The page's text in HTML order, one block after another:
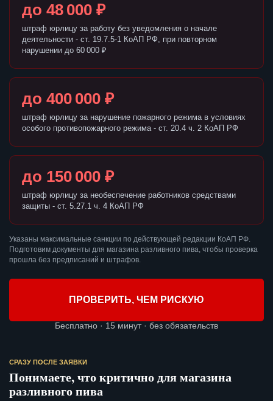
до 48 000 ₽
штраф юрлицу за работу без уведомления о начале
деятельности - ст. 19.7.5-1 КоАП РФ, при повторном
нарушении до 60 000 ₽
до 400 000 ₽
штраф юрлицу за нарушение пожарного режима в условиях
особого противопожарного режима - ст. 20.4 ч. 2 КоАП РФ
до 150 000 ₽
штраф юрлицу за необеспечение работников средствами
защиты - ст. 5.27.1 ч. 4 КоАП РФ
Указаны максимальные санкции по действующей редакции КоАП РФ.
Подготовим документы для магазина разливного пива, чтобы проверка
прошла без предписаний и штрафов.
ПРОВЕРИТЬ, ЧЕМ РИСКУЮ
Бесплатно · 15 минут · без обязательств
СРАЗУ ПОСЛЕ ЗАЯВКИ
Понимаете, что критично для магазина
разливного пива